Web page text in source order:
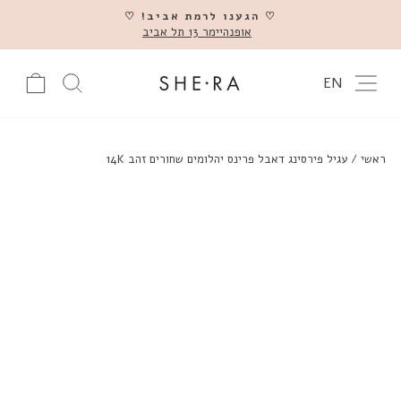
השהה
♡ הגענו לרמת אביב! ♡
אופנהיימר 13 תל אביב
ניווט באתר
EN חיפוש
ראשי / עגיל פירסינג דאבל פרינס יהלומים שחורים זהב 14K